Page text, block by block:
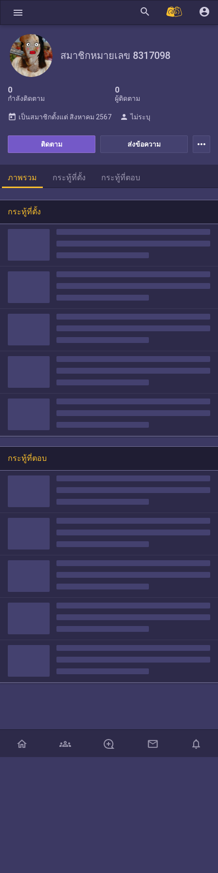
menu search account_circle
สมาชิกหมายเลข 8317098
0
กำลังติดตาม
0
ผู้ติดตาม
ส่งข้อความ
ติดตาม
today เป็นสมาชิกตั้งแต่ สิงหาคม 2567 person ไม่ระบุ
more_horiz
ภาพรวม กระทู้ที่ตั้ง กระทู้ที่ตอบ
กระทู้ที่ตั้ง
กระทู้ที่ตอบ